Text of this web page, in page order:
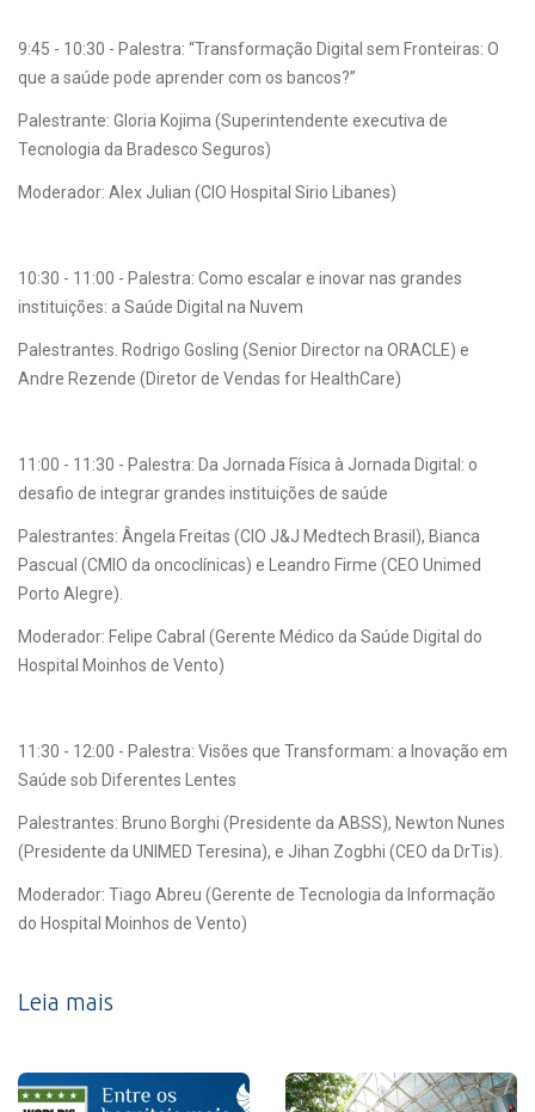
9:45 - 10:30 - Palestra: “Transformação Digital sem Fronteiras: O
que a saúde pode aprender com os bancos?”
Palestrante: Gloria Kojima (Superintendente executiva de
Tecnologia da Bradesco Seguros)
Moderador: Alex Julian (CIO Hospital Sirio Libanes)
10:30 - 11:00 - Palestra: Como escalar e inovar nas grandes
instituições: a Saúde Digital na Nuvem
Palestrantes. Rodrigo Gosling (Senior Director na ORACLE) e
Andre Rezende (Diretor de Vendas for HealthCare)
11:00 - 11:30 - Palestra: Da Jornada Física à Jornada Digital: o
desafio de integrar grandes instituições de saúde
Palestrantes: Ângela Freitas (CIO J&J Medtech Brasil), Bianca
Pascual (CMIO da oncoclínicas) e Leandro Firme (CEO Unimed
Porto Alegre).
Moderador: Felipe Cabral (Gerente Médico da Saúde Digital do
Hospital Moinhos de Vento)
11:30 - 12:00 - Palestra: Visões que Transformam: a Inovação em
Saúde sob Diferentes Lentes
Palestrantes: Bruno Borghi (Presidente da ABSS), Newton Nunes
(Presidente da UNIMED Teresina), e Jihan Zogbhi (CEO da DrTis).
Moderador: Tiago Abreu (Gerente de Tecnologia da Informação
do Hospital Moinhos de Vento)
Leia mais